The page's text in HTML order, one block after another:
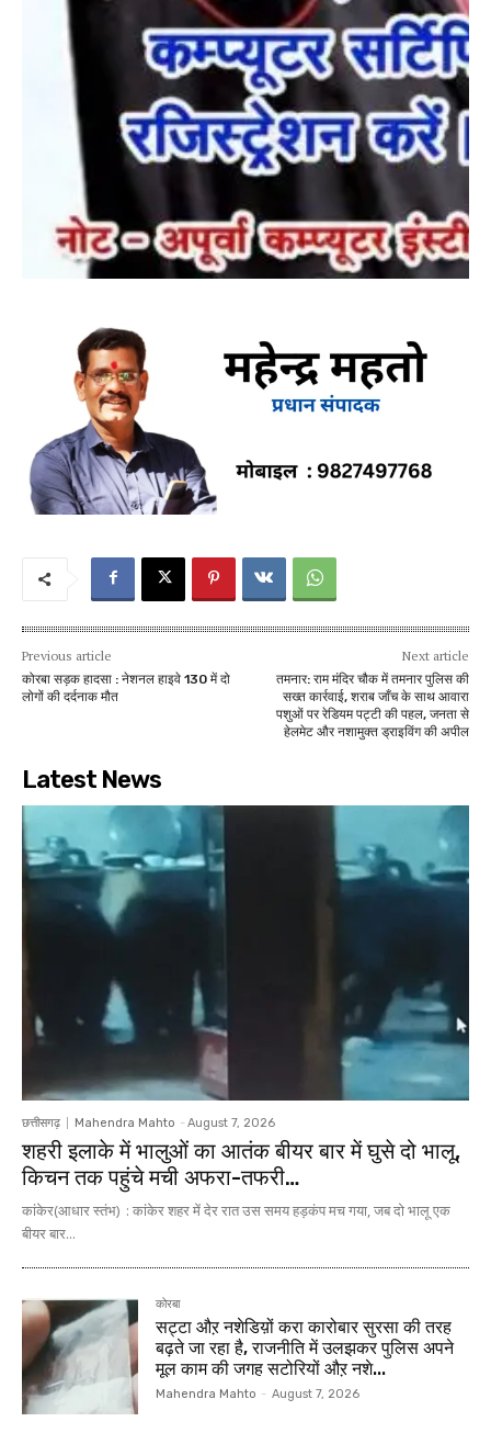
Previous article
कोरबा सड़क हादसा : नेशनल हाइवे 130 में दो
लोगों की दर्दनाक मौत
Next article
तमनार: राम मंदिर चौक में तमनार पुलिस की
सख्त कार्रवाई, शराब जाँच के साथ आवारा
पशुओं पर रेडियम पट्टी की पहल, जनता से
हेलमेट और नशामुक्त ड्राइविंग की अपील
Latest News
छत्तीसगढ़ Mahendra Mahto - August 7, 2026
शहरी इलाके में भालुओं का आतंक बीयर बार में घुसे दो भालू,
किचन तक पहुंचे मची अफरा-तफरी…
कांकेर(आधार स्तंभ) : कांकेर शहर में देर रात उस समय हड़कंप मच गया, जब दो भालू एक
बीयर बार...
कोरबा
सट्टा औऱ नशेडिय़ों करा कारोबार सुरसा की तरह
बढ़ते जा रहा है, राजनीति में उलझकर पुलिस अपने
मूल काम की जगह सटोरियों औऱ नशे...
Mahendra Mahto - August 7, 2026